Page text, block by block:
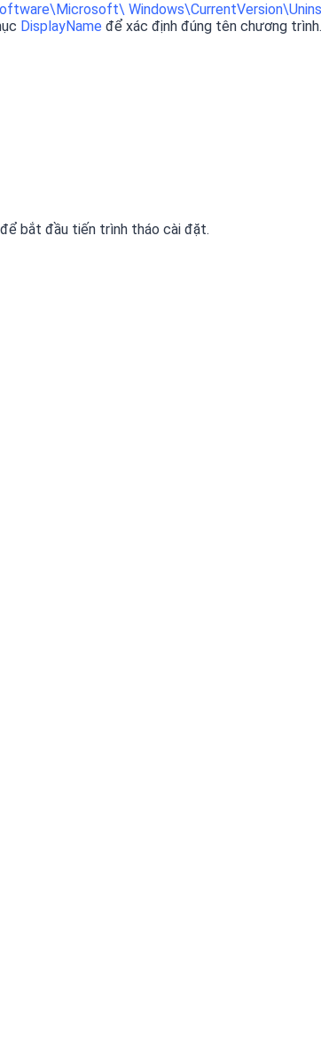
DisplayName để xác định đúng tên chương
bắt đầu tiến trình tháo cài đặt.